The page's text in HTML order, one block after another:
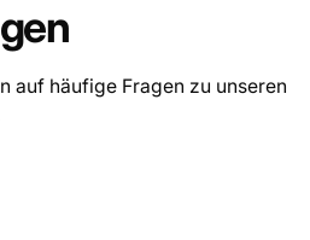
auf häufige Fragen zu unseren